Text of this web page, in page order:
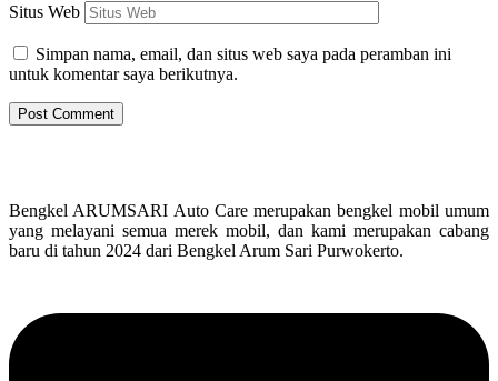
Situs Web
Simpan nama, email, dan situs web saya pada peramban ini
untuk komentar saya berikutnya.
Bengkel ARUMSARI Auto Care merupakan bengkel mobil umum
yang melayani semua merek mobil, dan kami merupakan cabang
baru di tahun 2024 dari Bengkel Arum Sari Purwokerto.